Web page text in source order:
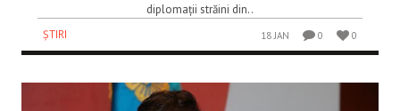
diplomații străini din..
ȘTIRI
18 JAN 0 0